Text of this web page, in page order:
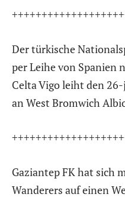
Der türkische
per Leihe von Spanien
Celta Vigo leiht den
an West Bromwich
Gaziantep FK hat sich
Wanderers auf einen